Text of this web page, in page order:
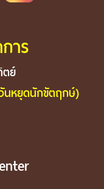
าร
ย์
นหยุดนักขัตฤกษ์)